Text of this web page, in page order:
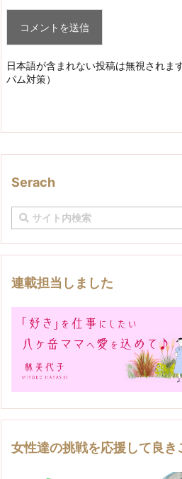
日本語が含まれない投稿は無視されま
パム対策）
Serach
連載担当しました
女性達の挑戦を応援して良き